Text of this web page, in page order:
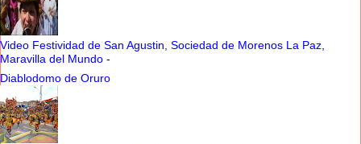
Video Festividad de San Agustin, Sociedad de Morenos La Paz,
Maravilla del Mundo -
Diablodomo de Oruro